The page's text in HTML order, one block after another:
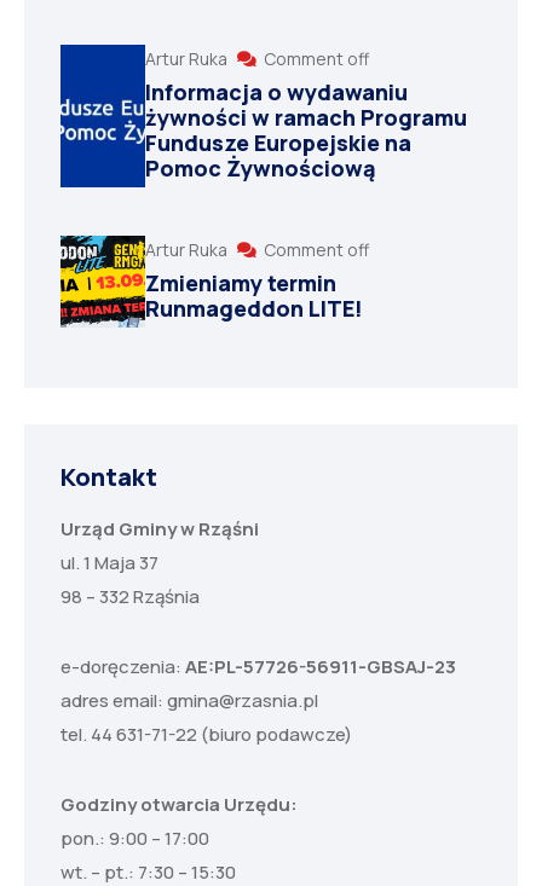
Artur Ruka Comment off
Informacja o wydawaniu
żywności w ramach Programu
Fundusze Europejskie na
Pomoc Żywnościową
Artur Ruka Comment off
Zmieniamy termin
Runmageddon LITE!
Kontakt
Urząd Gminy w Rząśni
ul. 1 Maja 37
98 – 332 Rząśnia
e-doręczenia: AE:PL-57726-56911-GBSAJ-23
adres email: gmina@rzasnia.pl
tel. 44 631-71-22 (biuro podawcze)
Godziny otwarcia Urzędu:
pon.: 9:00 – 17:00
wt. – pt.: 7:30 – 15:30